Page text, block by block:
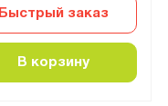
Быстрый заказ
В корзину